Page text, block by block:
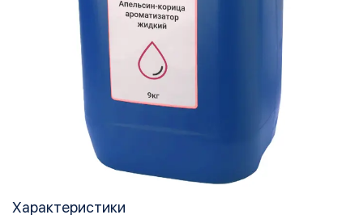
Характеристики